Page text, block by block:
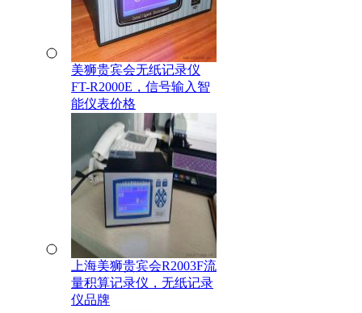
美狮贵宾会无纸记录仪
FT-R2000E，信号输入智
能仪表价格
上海美狮贵宾会R2003F流
量积算记录仪，无纸记录
仪品牌